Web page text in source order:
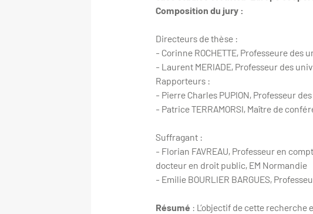
Composition du jury :
Directeurs de thèse :
- Corinne ROCHETTE, Professeure des
- Laurent MERIADE, Professeur des
Rapporteurs :
- Pierre Charles PUPION, Professeur
- Patrice TERRAMORSI, Maître de
Suffragant :
- Florian FAVREAU, Professeur en
docteur en droit public, EM Normandie
- Emilie BOURLIER BARGUES,
Résumé : L’objectif de cette